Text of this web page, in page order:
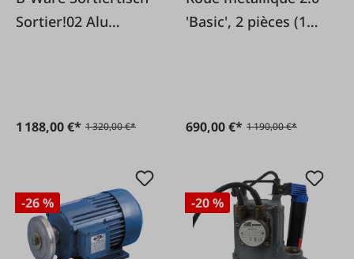
Sortier!02 Alu
1 188,00 €* 1 320,00 €*
'Basic', 2 pièces (1
690,00 €* 1 190,00 €*
-26 % -20 %